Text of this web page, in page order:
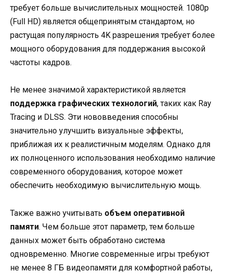
требует больше вычислительных мощностей. 1080p
(Full HD) является общепринятым стандартом, но
растущая популярность 4K разрешения требует более
мощного оборудования для поддержания высокой
частоты кадров.
Не менее значимой характеристикой является
поддержка графических технологий, таких как Ray
Tracing и DLSS. Эти нововведения способны
значительно улучшить визуальные эффекты,
приближая их к реалистичным моделям. Однако для
их полноценного использования необходимо наличие
современного оборудования, которое может
обеспечить необходимую вычислительную мощь.
Также важно учитывать объем оперативной
памяти. Чем больше этот параметр, тем больше
данных может быть обработано система
одновременно. Многие современные игры требуют
не менее 8 ГБ видеопамяти для комфортной работы,